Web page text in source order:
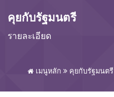
คุยกับรัฐมนตรี
รายละเอียด
เมนูหลัก คุยกับรัฐมนตรี